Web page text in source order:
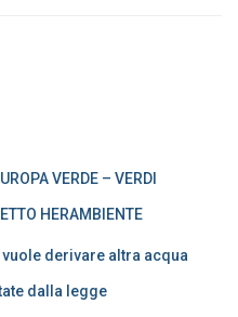
VERDE – VERDI
HERAMBIENTE
derivare altra acqua
dalla legge